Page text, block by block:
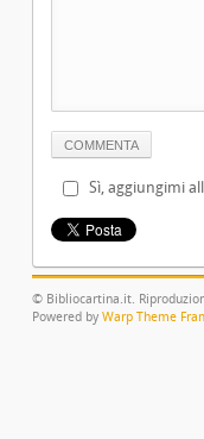
Sì, aggiungimi
© Bibliocartina.it.
Powered by Warp Theme